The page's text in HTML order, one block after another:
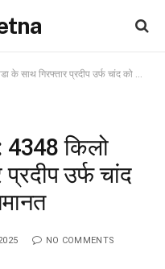
प्रदीप उर्फ चांद को हाईकोर्ट से मिली जमानत
किलो
उर्फ चांद
NO COMMENTS